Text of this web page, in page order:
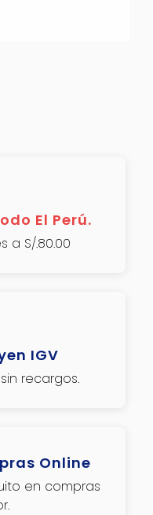
El Perú.
a S/.80.00
IGV
recargos.
Online
en compras